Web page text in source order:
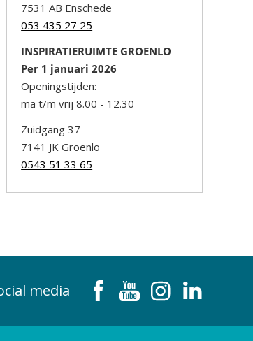
7531 AB Enschede
053 435 27 25
INSPIRATIERUIMTE GROENLO
Per 1 januari 2026
Openingstijden:
ma t/m vrij 8.00 - 12.30
Zuidgang 37
7141 JK Groenlo
0543 51 33 65
media